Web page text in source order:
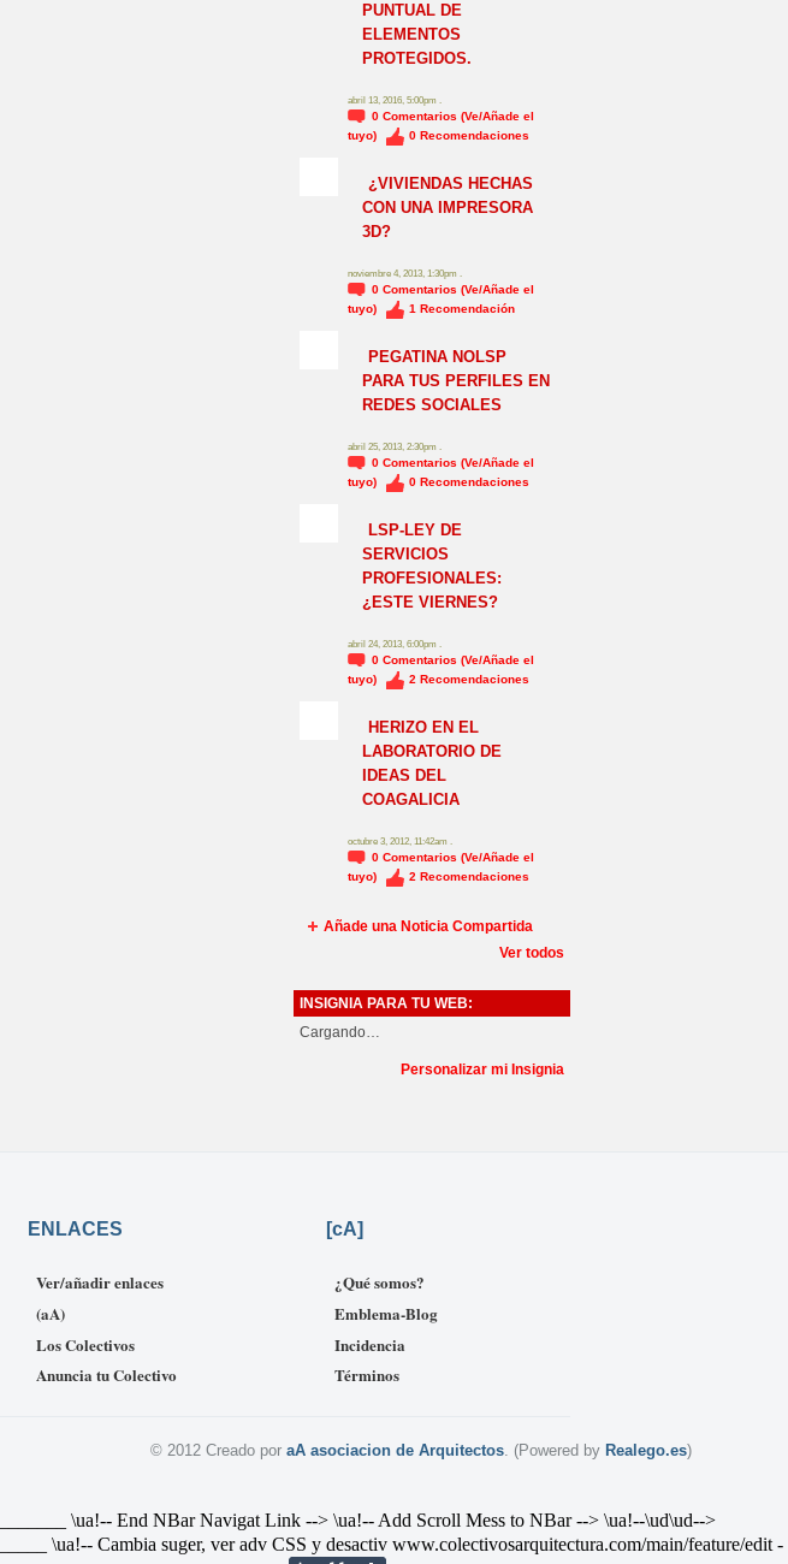
PUNTUAL DE
ELEMENTOS
PROTEGIDOS.
abril 13, 2016, 5:00pm .
0 Comentarios (Ve/Añade el
tuyo)
0 Recomendaciones
¿VIVIENDAS HECHAS
CON UNA IMPRESORA
3D?
noviembre 4, 2013, 1:30pm .
0 Comentarios (Ve/Añade el
tuyo)
1 Recomendación
PEGATINA NOLSP
PARA TUS PERFILES EN
REDES SOCIALES
abril 25, 2013, 2:30pm .
0 Comentarios (Ve/Añade el
tuyo)
0 Recomendaciones
LSP-LEY DE
SERVICIOS
PROFESIONALES:
¿ESTE VIERNES?
abril 24, 2013, 6:00pm .
0 Comentarios (Ve/Añade el
tuyo)
2 Recomendaciones
HERIZO EN EL
LABORATORIO DE
IDEAS DEL
COAGALICIA
octubre 3, 2012, 11:42am .
0 Comentarios (Ve/Añade el
tuyo)
2 Recomendaciones
Añade una Noticia Compartida
Ver todos
INSIGNIA PARA TU WEB:
Cargando…
Personalizar mi Insignia
ENLACES
Ver/añadir enlaces
(aA)
Los Colectivos
Anuncia tu Colectivo
[cA]
¿Qué somos?
Emblema-Blog
Incidencia
Términos
© 2012 Creado por aA asociacion de Arquitectos. (Powered by Realego.es)
\ua!-- End NBar Navigat Link --> \ua!-- Add Scroll Mess to NBar --> \ua!--\ud\ud-->
\ua!-- Cambia suger, ver adv CSS y desactiv www.colectivosarquitectura.com/main/feature/edit -